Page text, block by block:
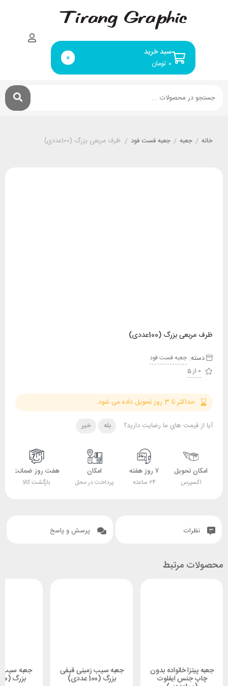
سبد خرید
تومان ۰ 0
خانه / جعبه / جعبه فست فود / ظرف مربعی بزرگ (100عددی)
ظرف مربعی بزرگ (100عددی)
دسته: جعبه فست فود
0 از 5
حداکثر تا 3 روز تحویل داده می شود.
آیا از قیمت های ما رضایت دارید؟ بله خیر
امکان تحویل
اکسپرس
۷ روز هفته
۲۴ ساعته
امکان
پرداخت در محل
هفت روز ضمانت
بازگشت کالا
نظرات پرسش و پاسخ
محصولات مرتبط
جعبه پیتزا خانواده بدون
چاپ جنس ایفلوت
جعبه سیب زمینی قیفی
بزرگ (100 عددی)
جعبه سیب
بزرگ (100 عددی)